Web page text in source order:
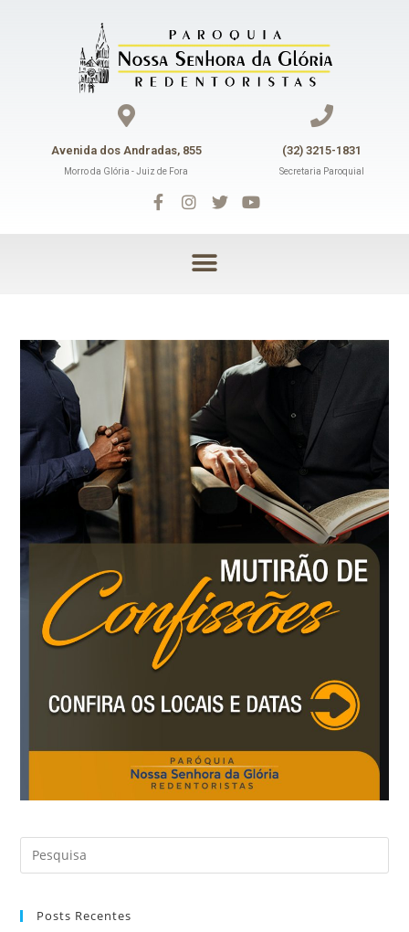
Avenida dos Andradas, 855
Morro da Glória - Juiz de Fora
(32) 3215-1831
Secretaria Paroquial
Posts Recentes